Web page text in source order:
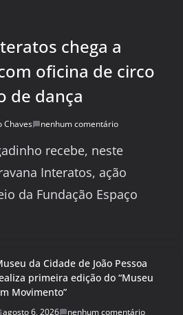
chega a
oficina de circo
de dança
Chaves nenhum comentário
recebe, neste
Interatos, ação
da Fundação Espaço
da Cidade de João Pessoa
primeira edição do “Museu
Movimento”
agosto 6, 2026 nenhum comentário